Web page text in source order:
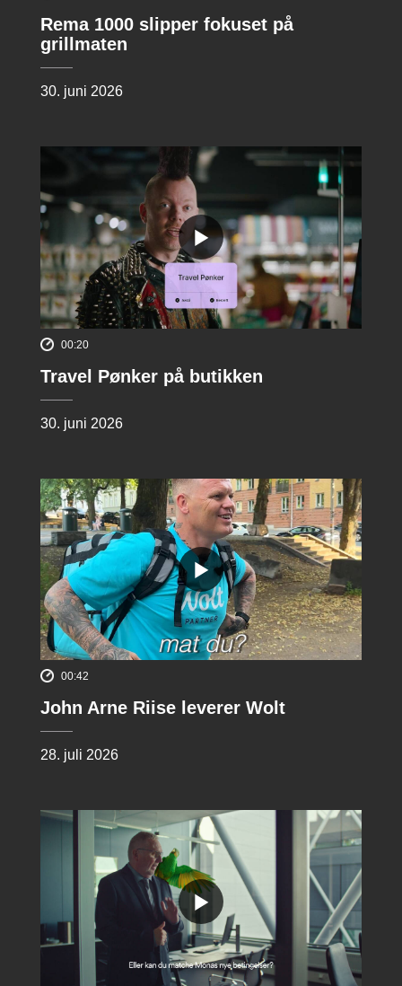
Rema 1000 slipper fokuset på
grillmaten
30. juni 2026
00:20
Travel Pønker på butikken
30. juni 2026
00:42
John Arne Riise leverer Wolt
28. juli 2026